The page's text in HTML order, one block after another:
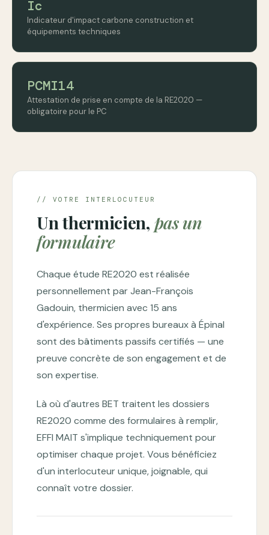
Ic
Indicateur d'impact carbone construction et
équipements techniques
PCMI14
Attestation de prise en compte de la RE2020 —
obligatoire pour le PC
// VOTRE INTERLOCUTEUR
Un thermicien, pas un
formulaire
Chaque étude RE2020 est réalisée
personnellement par Jean-François
Gadouin, thermicien avec 15 ans
d'expérience. Ses propres bureaux à Épinal
sont des bâtiments passifs certifiés — une
preuve concrète de son engagement et de
son expertise.
Là où d'autres BET traitent les dossiers
RE2020 comme des formulaires à remplir,
EFFI MAIT s'implique techniquement pour
optimiser chaque projet. Vous bénéficiez
d'un interlocuteur unique, joignable, qui
connaît votre dossier.